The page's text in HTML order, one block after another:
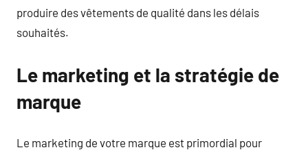
produire des vêtements de qualité dans les délais
souhaités.
Le marketing et la stratégie de
marque
Le marketing de votre marque est primordial pour